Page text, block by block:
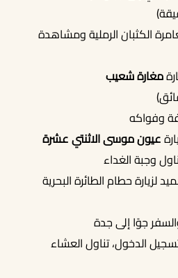
الكثبان الرملية ومشاهدة
مغارة شعيب
وفواكه
عيون موسى الاثنتي عشرة
وجبة الغداء
لزيارة حطام الطائرة البحرية
جوًا إلى جدة
الدخول، تناول العشاء